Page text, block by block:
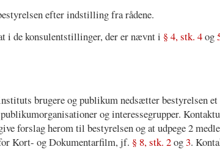
efter indstilling fra rådene.
i de konsulentstillinger, der er nævnt i § 4, stk. 4og
brugere og publikum nedsætter bestyrelsen et
og interessegrupper.
forslag herom til bestyrelsen og at udpege 2
Kort- og Dokumentarfilm, jf. § 8, stk. 2og 3.